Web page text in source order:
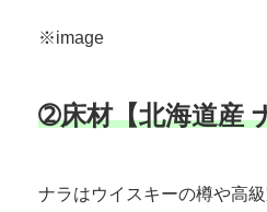
※image
➁床材【北海道産
ナラはウイスキーの樽や高